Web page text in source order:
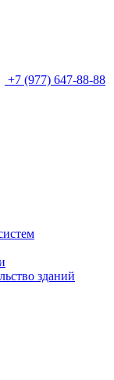
+7 (977) 647-88-88
зданий